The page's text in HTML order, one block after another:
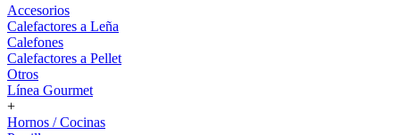
Accesorios
Calefactores a Leña
Calefones
Calefactores a Pellet
Otros
Línea Gourmet
+
Hornos / Cocinas